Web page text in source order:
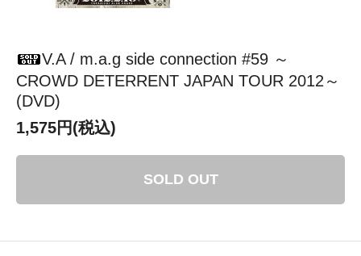
V.A / m.a.g side connection #59 ～
CROWD DETERRENT JAPAN TOUR 2012～
(DVD)
1,575円(税込)
SOLD OUT